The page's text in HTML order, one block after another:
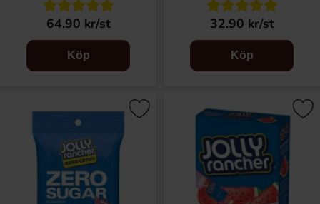
64.90 kr/st
Köp
32.90 kr/st
Köp